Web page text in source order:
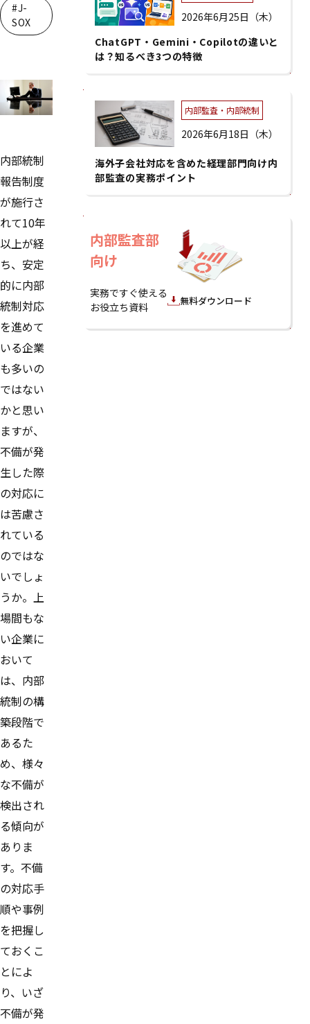
#J-
SOX
内部統制
報告制度
が施行さ
れて10年
以上が経
ち、安定
的に内部
統制対応
を進めて
いる企業
も多いの
ではない
かと思い
ますが、
不備が発
生した際
の対応に
は苦慮さ
れている
のではな
いでしょ
うか。上
場間もな
い企業に
おいて
は、内部
統制の構
築段階で
あるた
め、様々
な不備が
検出され
る傾向が
ありま
す。不備
の対応手
順や事例
を把握し
ておくこ
とによ
り、いざ
不備が発
2026年6月25日（木）
ChatGPT・Gemini・Copilotの違いと
は？知るべき3つの特徴
内部監査・内部統制
2026年6月18日（木）
海外子会社対応を含めた経理部門向け内
部監査の実務ポイント
内部監査部
向け
実務ですぐ使える
お役立ち資料
無料ダウンロード